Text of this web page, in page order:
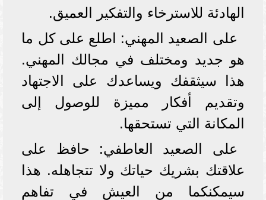
الهادئة للاسترخاء والتفكير العميق.
على الصعيد المهني: اطلع على كل ما
هو جديد ومختلف في مجالك المهني.
هذا سيثقفك ويساعدك على الاجتهاد
وتقديم أفكار مميزة للوصول إلى
المكانة التي تستحقها.
على الصعيد العاطفي: حافظ على
علاقتك بشريك حياتك ولا تتجاهله. هذا
سيمكنكما من العيش في تفاهم